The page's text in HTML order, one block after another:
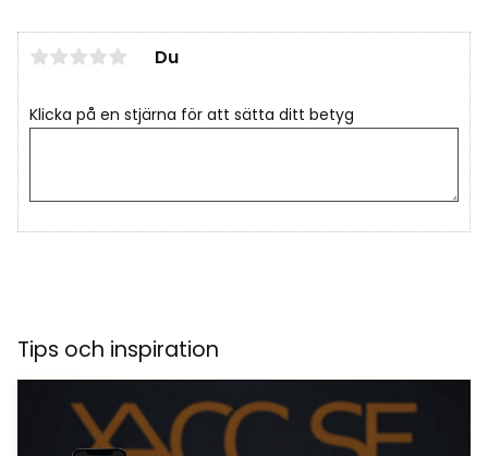
Du
Klicka på en stjärna för att sätta ditt betyg
Tips och inspiration